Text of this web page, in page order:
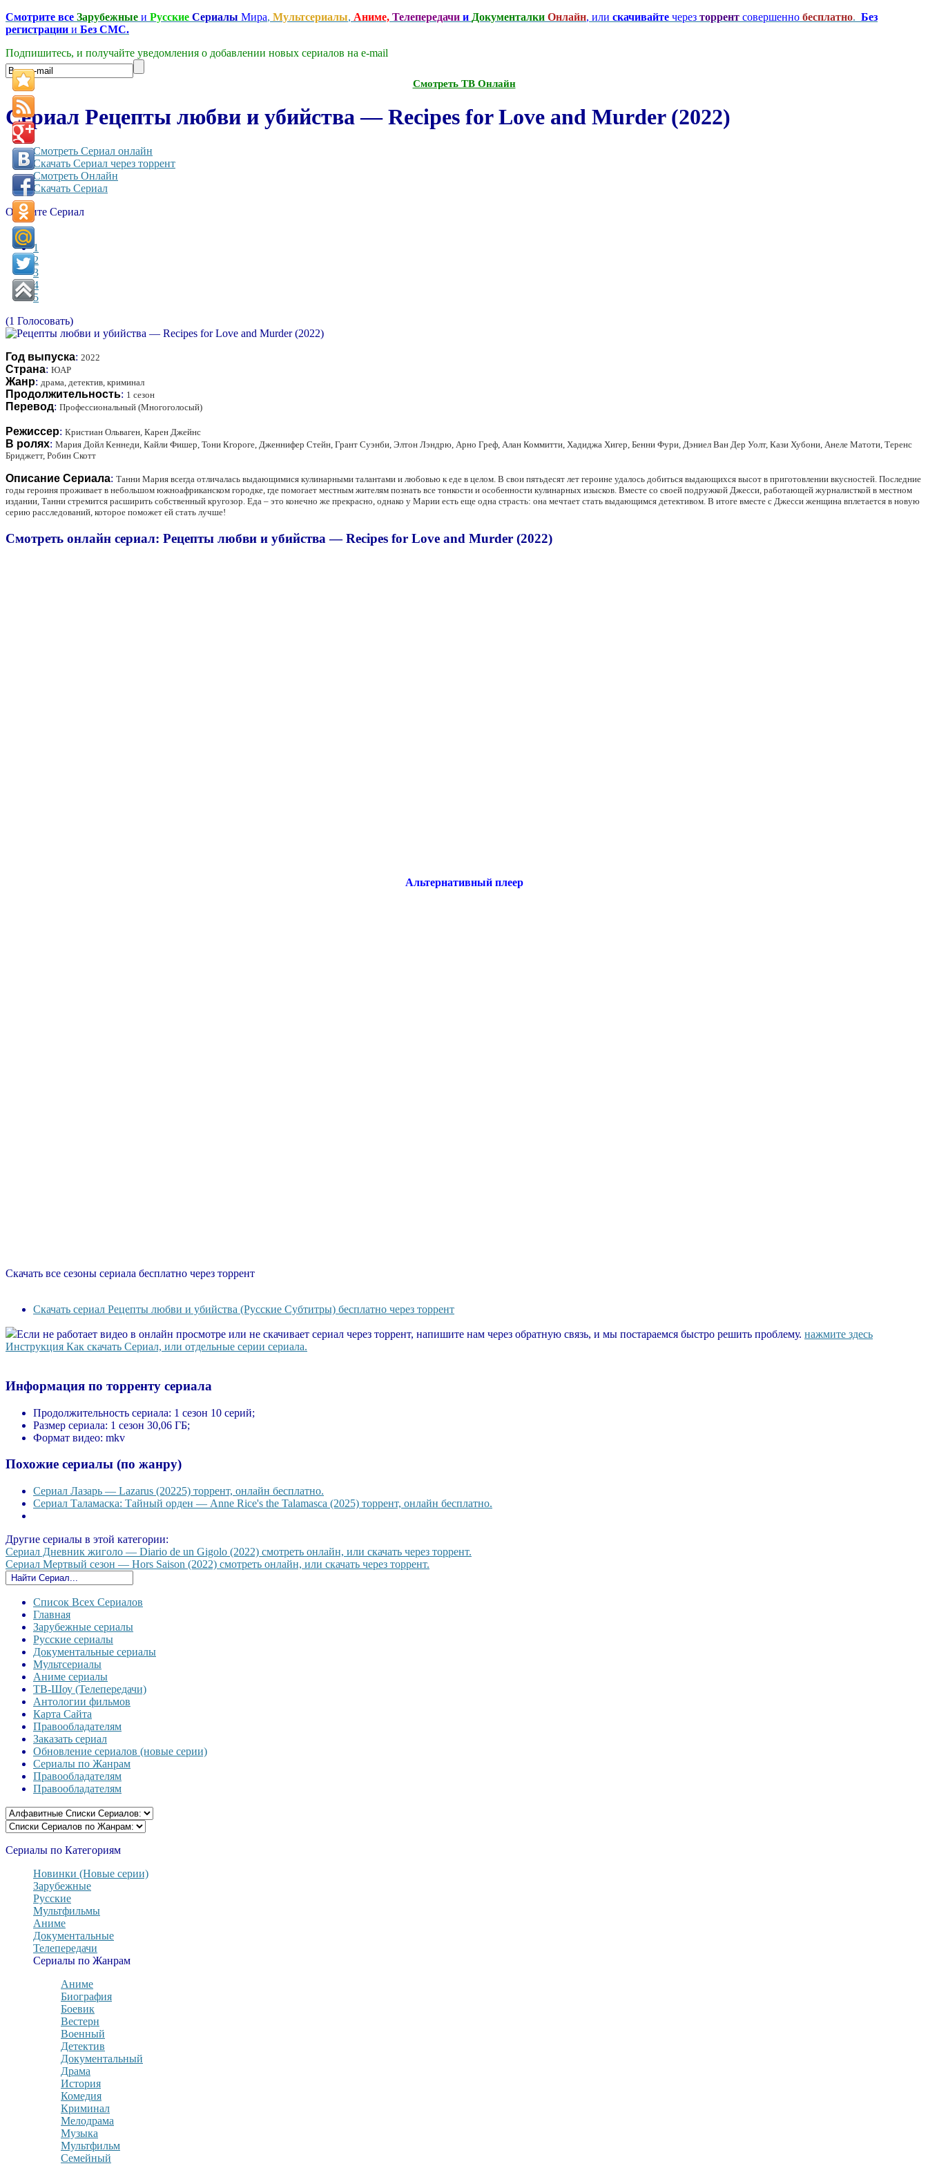
Смотрите все Зарубежные и Русские Сериалы Мира, Мультсериалы, Аниме, Телепередачи и Документалки Онлайн, или скачивайте через торрент совершенно бесплатно. Без
регистрации и Без СМС.
Подпишитесь, и получайте уведомления о добавлении новых сериалов на e-mаil
Смотреть ТВ Онлайн
Сериал Рецепты любви и убийства — Recipes for Love and Murder (2022)
Смотреть Сериал онлайн
Скачать Сериал через торрент
Смотреть Онлайн
Скачать Сериал
Оцените Сериал
1
2
3
4
5
(1 Голосовать)
Год выпуска: 2022
Страна: ЮАР
Жанр: драма, детектив, криминал
Продолжительность: 1 сезон
Перевод: Профессиональный (Многоголосый)
Режиссер: Кристиан Ольваген, Карен Джейнс
В ролях: Мария Дойл Кеннеди, Кайли Фишер, Тони Кгороге, Дженнифер Стейн, Грант Суэнби, Элтон Лэндрю, Арно Греф, Алан Коммитти, Хадиджа Хигер, Бенни Фури, Дэниел Ван Дер Уолт, Кази Хубони, Анеле Матоти, Теренс
Бриджетт, Робин Скотт
Описание Сериала: Танни Мария всегда отличалась выдающимися кулинарными талантами и любовью к еде в целом. В свои пятьдесят лет героине удалось добиться выдающихся высот в приготовлении вкусностей. Последние
годы героиня проживает в небольшом южноафриканском городке, где помогает местным жителям познать все тонкости и особенности кулинарных изысков. Вместе со своей подружкой Джесси, работающей журналисткой в местном
издании, Танни стремится расширить собственный кругозор. Еда – это конечно же прекрасно, однако у Марии есть еще одна страсть: она мечтает стать выдающимся детективом. В итоге вместе с Джесси женщина вплетается в новую
серию расследований, которое поможет ей стать лучше!
Смотреть онлайн сериал: Рецепты любви и убийства — Recipes for Love and Murder (2022)
Альтернативный плеер
Скачать все сезоны сериала бесплатно через торрент
Скачать сериал Рецепты любви и убийства (Русские Субтитры) бесплатно через торрент
Если не работает видео в онлайн просмотре или не скачивает сериал через торрент, напишите нам через обратную связь, и мы постараемся быстро решить проблему. нажмите здесь
Инструкция Как скачать Сериал, или отдельные серии сериала.
Информация по торренту сериала
Продолжительность сериала: 1 сезон 10 серий;
Размер сериала: 1 сезон 30,06 ГБ;
Формат видео: mkv
Похожие сериалы (по жанру)
Сериал Лазарь — Lazarus (20225) торрент, онлайн бесплатно.
Сериал Таламаска: Тайный орден — Anne Rice's the Talamasca (2025) торрент, онлайн бесплатно.
Другие сериалы в этой категории:
Сериал Дневник жиголо — Diario de un Gigolo (2022) смотреть онлайн, или скачать через торрент.
Сериал Мертвый сезон — Hors Saison (2022) смотреть онлайн, или скачать через торрент.
Список Всех Сериалов
Главная
Зарубежные сериалы
Русские сериалы
Документальные сериалы
Мультсериалы
Аниме сериалы
ТВ-Шоу (Телепередачи)
Антологии фильмов
Карта Сайта
Правообладателям
Заказать сериал
Обновление сериалов (новые серии)
Сериалы по Жанрам
Правообладателям
Правообладателям
Сериалы по Категориям
Новинки (Новые серии)
Зарубежные
Русские
Мультфильмы
Аниме
Документальные
Телепередачи
Сериалы по Жанрам
Аниме
Биография
Боевик
Вестерн
Военный
Детектив
Документальный
Драма
История
Комедия
Криминал
Мелодрама
Музыка
Мультфильм
Семейный